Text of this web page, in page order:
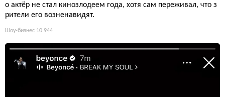
о актёр не стал кинозлодеем года, хотя сам переживал, что з
рители его возненавидят.
Шоу-бизнес 10 944